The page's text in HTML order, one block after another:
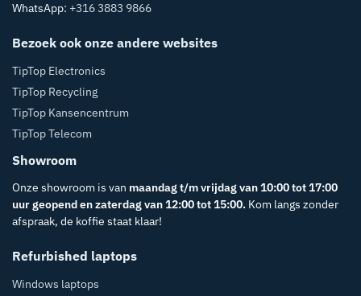
WhatsApp: +316 3883 9866
Bezoek ook onze andere websites
TipTop Electronics
TipTop Recycling
TipTop Kansencentrum
TipTop Telecom
Showroom
Onze showroom is van maandag t/m vrijdag van 10:00 tot 17:00
uur geopend en zaterdag van 12:00 tot 15:00. Kom langs zonder
afspraak, de koffie staat klaar!
Refurbished laptops
Windows laptops